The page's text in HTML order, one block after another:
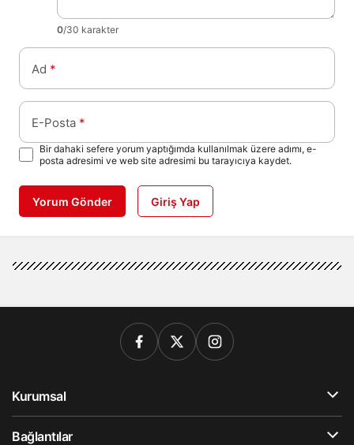
0/30 karakter
Ad *
E-Posta *
Bir dahaki sefere yorum yaptığımda kullanılmak üzere adımı, e-
posta adresimi ve web site adresimi bu tarayıcıya kaydet.
Yorum Gönder Giriş Yap
Kurumsal
Bağlantılar